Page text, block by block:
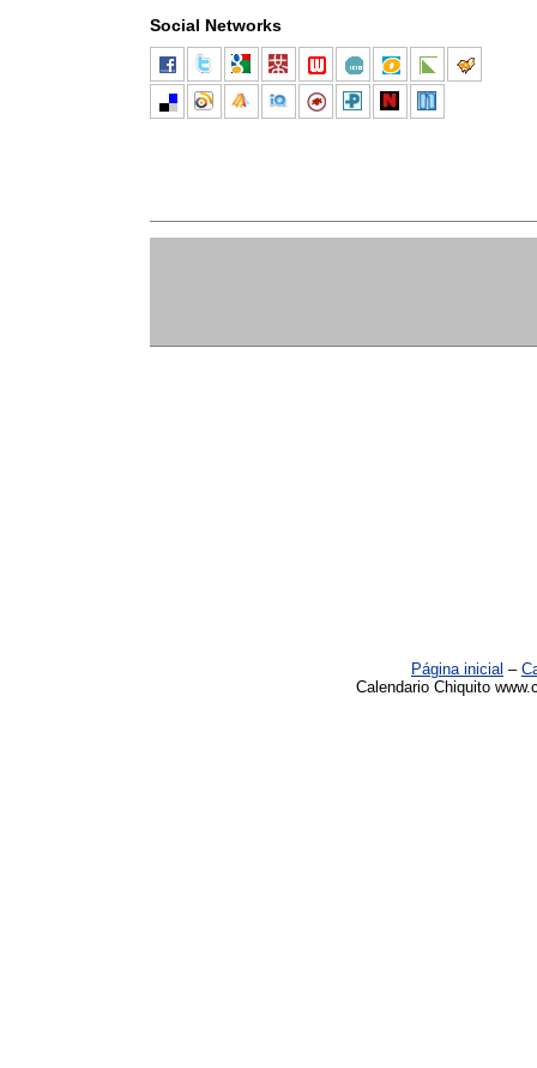
Social Networks
Página inicial –
Calendario Chiquito